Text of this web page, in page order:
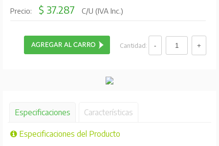
Precio: $ 37.287 C/U (IVA Inc.)
Cantidad:
Especificaciones Características
Especificaciones del Producto